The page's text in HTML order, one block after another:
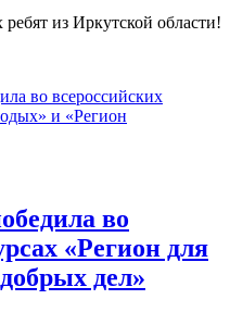
из Иркутской области!
во
«Регион для
дел»